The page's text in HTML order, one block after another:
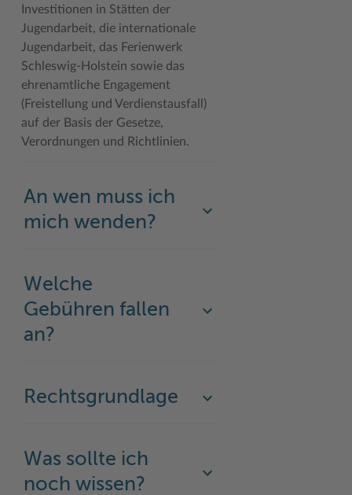
Karrieretag
Investitionen in Stätten der
Jugendarbeit, die internationale
Jugendarbeit, das Ferienwerk
Schleswig-Holstein sowie das
ehrenamtliche Engagement
(Freistellung und Verdienstausfall)
auf der Basis der Gesetze,
Verordnungen und Richtlinien.
An wen muss ich
mich wenden?
Welche
Gebühren fallen
an?
Rechtsgrundlage
Was sollte ich
noch wissen?